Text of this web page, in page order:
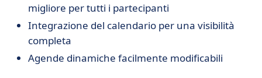
migliore per tutti i partecipanti
Integrazione del calendario per una visibilità
completa
Agende dinamiche facilmente modificabili